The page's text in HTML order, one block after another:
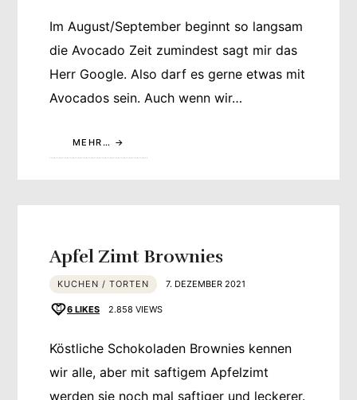
Im August/September beginnt so langsam
die Avocado Zeit zumindest sagt mir das
Herr Google. Also darf es gerne etwas mit
Avocados sein. Auch wenn wir…
MEHR…
Apfel Zimt Brownies
KUCHEN / TORTEN 7. DEZEMBER 2021
6 LIKES 2.858 VIEWS
Köstliche Schokoladen Brownies kennen
wir alle, aber mit saftigem Apfelzimt
werden sie noch mal saftiger und leckerer.